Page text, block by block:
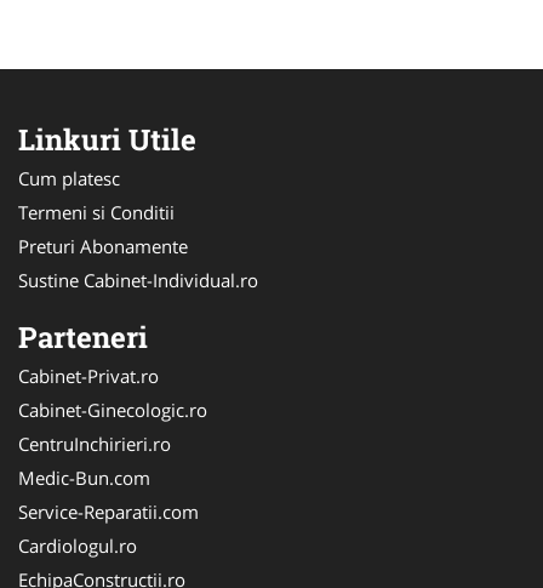
Linkuri Utile
Cum platesc
Termeni si Conditii
Preturi Abonamente
Sustine Cabinet-Individual.ro
Parteneri
Cabinet-Privat.ro
Cabinet-Ginecologic.ro
CentruInchirieri.ro
Medic-Bun.com
Service-Reparatii.com
Cardiologul.ro
EchipaConstructii.ro